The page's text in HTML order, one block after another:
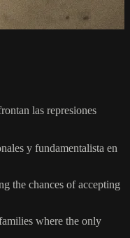
las represiones
y fundamentalista en
the chances of accepting
where the only